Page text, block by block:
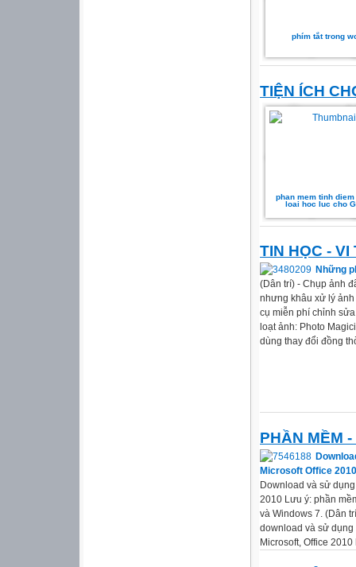
phím tắt trong
TIỆN ÍCH
phan mem tinh
loai hoc luc cho
TIN HỌC - VI
Những
(Dân trí) - Chụp ảnh
nhưng khâu xử lý
cụ miễn phí chỉnh
loạt ảnh: Photo
dùng thay đổi đồng
PHẦN MỀM
Microsoft Office 2010
Download và sử
2010 Lưu ý: phần
và Windows 7. (Dân
download và sử
Microsoft, Office